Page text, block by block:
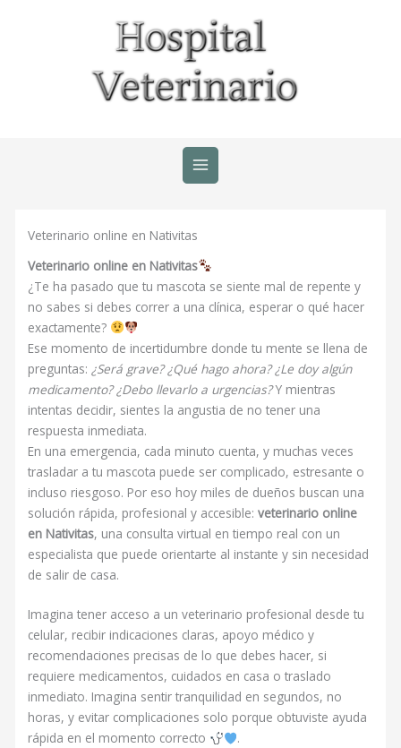
Veterinario online en Nativitas
Veterinario online en Nativitas
¿Te ha pasado que tu mascota se siente mal de repente y
no sabes si debes correr a una clínica, esperar o qué hacer
exactamente?
Ese momento de incertidumbre donde tu mente se llena de
preguntas: ¿Será grave? ¿Qué hago ahora? ¿Le doy algún
medicamento? ¿Debo llevarlo a urgencias?Y mientras
intentas decidir, sientes la angustia de no tener una
respuesta inmediata.
En una emergencia, cada minuto cuenta, y muchas veces
trasladar a tu mascota puede ser complicado, estresante o
incluso riesgoso. Por eso hoy miles de dueños buscan una
solución rápida, profesional y accesible:veterinario online
en Nativitas, una consulta virtual en tiempo real con un
especialista que puede orientarte al instante y sin necesidad
de salir de casa.
Imagina tener acceso a un veterinario profesional desde tu
celular, recibir indicaciones claras, apoyo médico y
recomendaciones precisas de lo que debes hacer, si
requiere medicamentos, cuidados en casa o traslado
inmediato. Imagina sentir tranquilidad en segundos, no
horas, y evitar complicaciones solo porque obtuviste ayuda
rápida en el momento correcto
.